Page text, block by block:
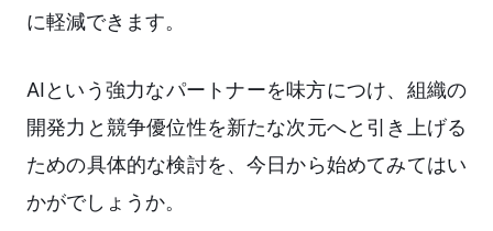
に軽減できます。
AIという強力なパートナーを味方につけ、組織の
開発力と競争優位性を新たな次元へと引き上げる
ための具体的な検討を、今日から始めてみてはい
かがでしょうか。